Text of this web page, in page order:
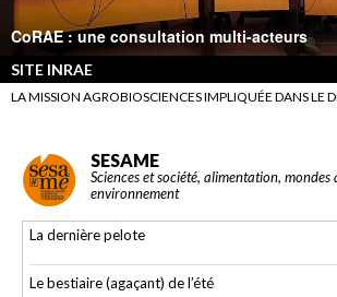
CoRAE : une consultation multi-acteurs
SITE INRAE
LA MISSION AGROBIOSCIENCES IMPLIQUÉE DANS LE
SESAME
Sciences et société, alimentation, mondes
environnement
La dernière pelote
Le bestiaire (agaçant) de l’été